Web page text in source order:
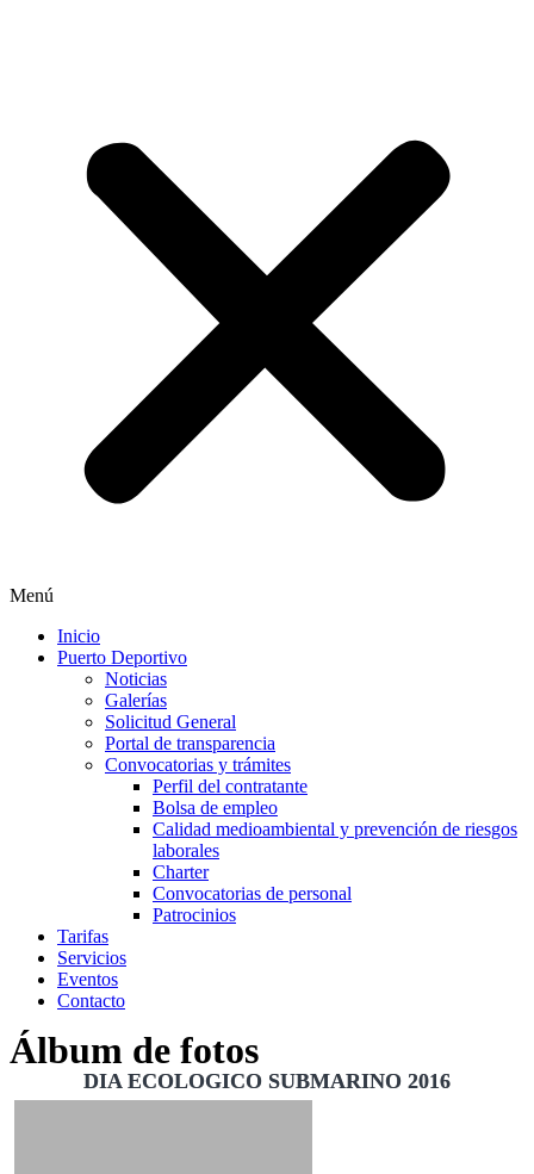
Menú
Inicio
Puerto Deportivo
Noticias
Galerías
Solicitud General
Portal de transparencia
Convocatorias y trámites
Perfil del contratante
Bolsa de empleo
Calidad medioambiental y prevención de riesgos
laborales
Charter
Convocatorias de personal
Patrocinios
Tarifas
Servicios
Eventos
Contacto
Álbum de fotos
DIA ECOLOGICO SUBMARINO 2016